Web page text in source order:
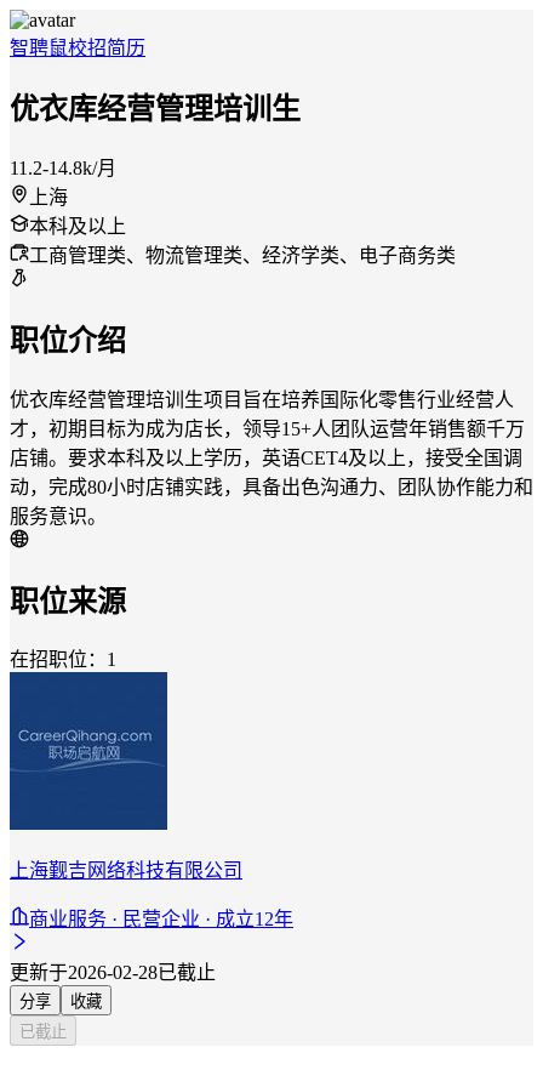
智聘鼠校招简历
优衣库经营管理培训生
11.2-14.8k/月
上海
本科及以上
工商管理类、物流管理类、经济学类、电子商务类
职位介绍
优衣库经营管理培训生项目旨在培养国际化零售行业经营人
才，初期目标为成为店长，领导15+人团队运营年销售额千万
店铺。要求本科及以上学历，英语CET4及以上，接受全国调
动，完成80小时店铺实践，具备出色沟通力、团队协作能力和
服务意识。
职位来源
在招职位：1
上海觐吉网络科技有限公司
商业服务 · 民营企业 · 成立12年
更新于2026-02-28已截止
分享
收藏
已截止